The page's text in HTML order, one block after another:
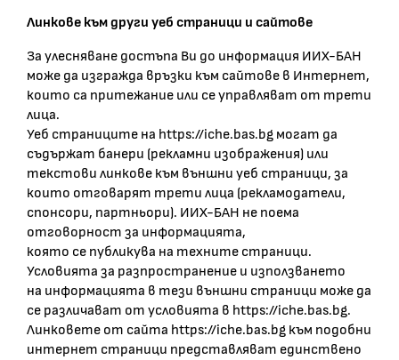
Линкове към други уеб страници и сайтове
За улесняване достъпа Ви до информация ИИХ-БАН
може да изгражда връзки към сайтове в Интернет,
които са притежание или се управляват от трети
лица.
Уеб страниците на https://iche.bas.bg могат да
съдържат банери (рекламни изображения) или
текстови линкове към външни уеб страници, за
които отговарят трети лица (рекламодатели,
спонсори, партньори). ИИХ-БАН не поема
отговорност за информацията,
която се публикува на техните страници.
Условията за разпространение и използването
на информацията в тези външни страници може да
се различават от условията в https://iche.bas.bg.
Линковете от сайта https://iche.bas.bg към подобни
интернет страници представляват единствено